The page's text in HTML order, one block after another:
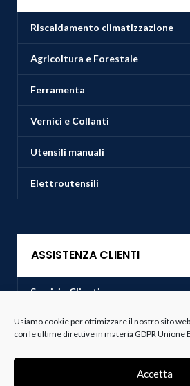
Usiamo cookie per ottimizzare il nostro sito
con le ultime direttive in materia GDPR Unione
Accetta
Riscaldamento climatizzazione
Agricoltura e Forestale
Ferramenta
Vernici e Collanti
Utensili manuali
Elettroutensili
ASSISTENZA CLIENTI
Servizio Clienti
Spedizioni